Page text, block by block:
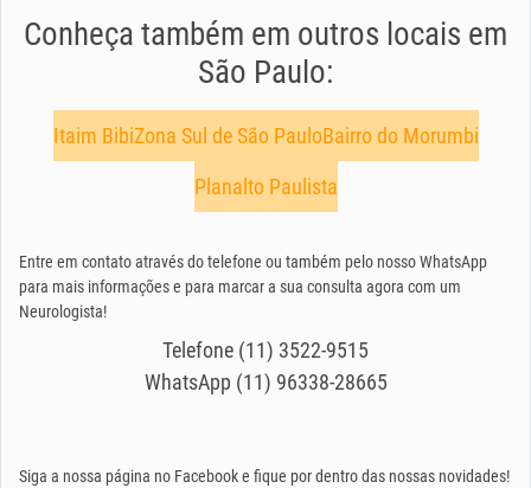
Conheça também em outros locais em
São Paulo:
Itaim BibiZona Sul de São PauloBairro do Morumbi
Planalto Paulista
Entre em contato através do telefone ou também pelo nosso WhatsApp
para mais informações e para marcar a sua consulta agora com um
Neurologista!
Telefone (11) 3522-9515
WhatsApp (11) 96338-28665
Siga a nossa página no Facebook e fique por dentro das nossas novidades!